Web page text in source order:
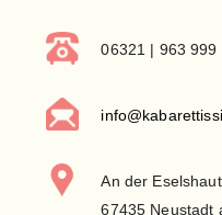
06321 | 963 999
An der
67435 Neustadt